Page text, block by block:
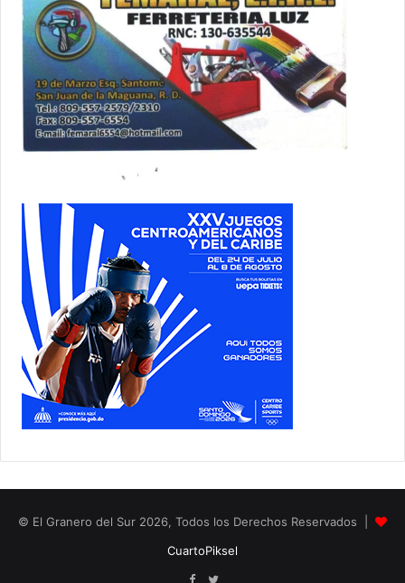
© El Granero del Sur 2026, Todos los Derechos Reservados |
CuartoPiksel